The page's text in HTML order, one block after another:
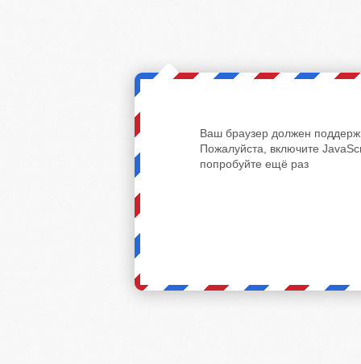
Ваш браузер должен
Пожалуйста, включите
попробуйте ещё раз